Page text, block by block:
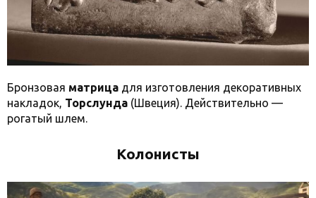
Бронзовая матрица для изготовления декоративных
накладок, Торслунда (Швеция). Действительно —
рогатый шлем.
Колонисты